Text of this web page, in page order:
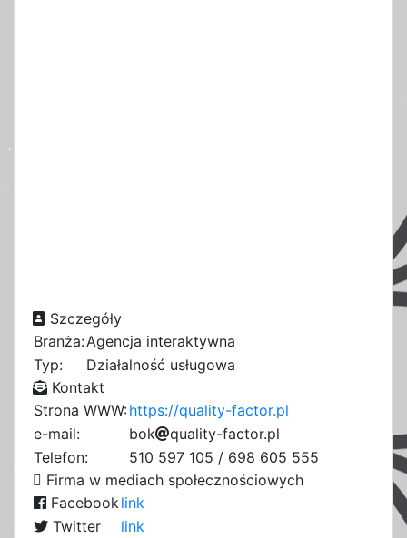
Szczegóły
Branża:Agencja interaktywna
Typ:
Działalność usługowa
Kontakt
Strona WWW:https://quality-factor.pl
e-mail:
bok
1
0
quality-f8
9
8
actor.pl
Telefon:
510 597 105 / 698 605 555
Firma w mediach społecznościowych
Facebooklink
Twitter
link